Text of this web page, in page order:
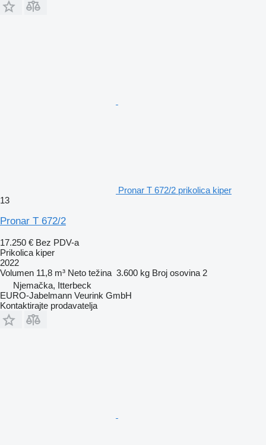
Pronar T 672/2 prikolica kiper
13
Pronar T 672/2
17.250 € Bez PDV-a
Prikolica kiper
2022
Volumen 11,8 m³ Neto težina 3.600 kg Broj osovina 2
Njemačka, Itterbeck
EURO-Jabelmann Veurink GmbH
Kontaktirajte prodavatelja